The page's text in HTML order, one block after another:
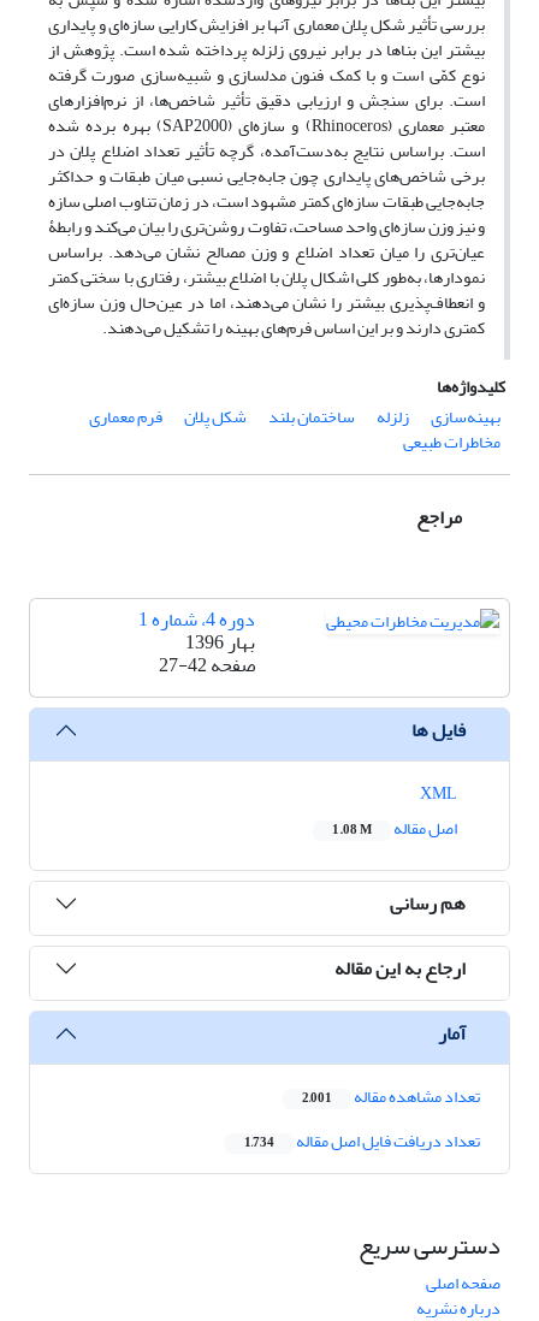
بررسی تأثیر شکل پلان معماری آنها بر افزایش کارایی سازه‌ای و پایداری
بیشتر این بناها در برابر نیروی زلزله پرداخته شده است. پژوهش از
نوع کمّی است و با کمک فنون مدلسازی و شبیه‌سازی صورت گرفته
است. برای سنجش و ارزیابی دقیق تأثیر شاخص‌ها، از نرم‌افزارهای
معتبر معماری (Rhinoceros) و سازه‌ای (SAP2000) بهره برده شده
است. براساس نتایج به‌دست‌آمده، گرچه تأثیر تعداد اضلاع پلان در
برخی شاخص‌های پایداری چون جابه‌جایی نسبی میان طبقات و حداکثر
جابه‌جایی طبقات سازه‌ای کمتر مشهود است، در زمان تناوب اصلی سازه
و نیز وزن سازه‌ای واحد مساحت، تفاوت روشن‌تری را بیان می‌کند و رابطۀ
عیان‌تری را میان تعداد اضلاع و وزن مصالح نشان می‌دهد. براساس
نمودارها، به‌طور کلی اشکال پلان با اضلاع بیشتر، رفتاری با سختی کمتر
و انعطاف‌پذیری بیشتر را نشان می‌دهند، اما در عین‌حال وزن سازه‌ای
کمتری دارند و بر این اساس فرم‌های بهینه را تشکیل می‌دهند.
کلیدواژه‌ها
بهینه‌سازی
زلزله ساختمان بلند شکل پلان فرم معماری
مخاطرات طبیعی
مراجع
دوره 4، شماره 1
بهار 1396
صفحه27-42
فایل ها
اصل مقاله
1.08 M
هم رسانی
ارجاع به این مقاله
آمار
تعداد مشاهده مقاله 2,001
تعداد دریافت فایل اصل مقاله 1,734
دسترسی سریع
صفحه اصلی
درباره نشریه